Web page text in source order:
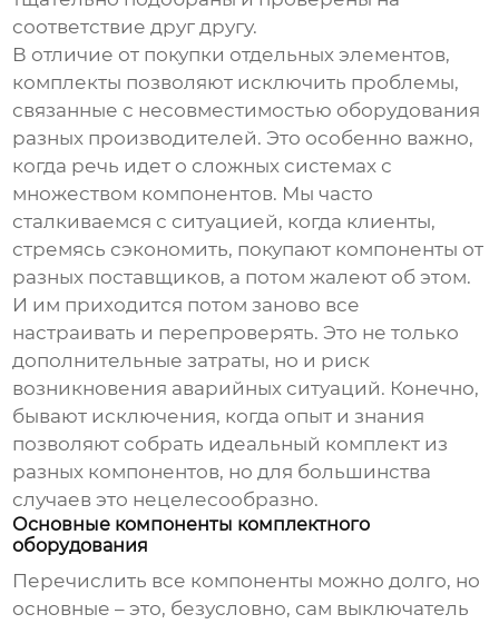
соответствие друг другу.
В отличие от покупки отдельных элементов,
комплекты позволяют исключить проблемы,
связанные с несовместимостью оборудования
разных производителей. Это особенно важно,
когда речь идет о сложных системах с
множеством компонентов. Мы часто
сталкиваемся с ситуацией, когда клиенты,
стремясь сэкономить, покупают компоненты от
разных поставщиков, а потом жалеют об этом.
И им приходится потом заново все
настраивать и перепроверять. Это не только
дополнительные затраты, но и риск
возникновения аварийных ситуаций. Конечно,
бывают исключения, когда опыт и знания
позволяют собрать идеальный комплект из
разных компонентов, но для большинства
случаев это нецелесообразно.
Основные компоненты комплектного
оборудования
Перечислить все компоненты можно долго, но
основные – это, безусловно, сам выключатель